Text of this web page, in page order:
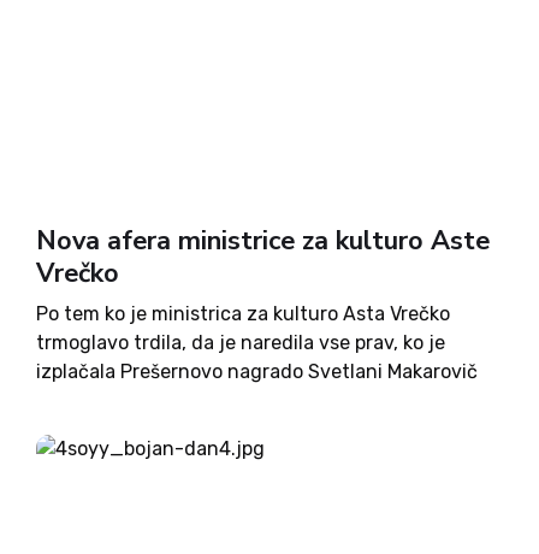
Nova afera ministrice za kulturo Aste
Vrečko
Po tem ko je ministrica za kulturo Asta Vrečko
trmoglavo trdila, da je naredila vse prav, ko je
izplačala Prešernovo nagrado Svetlani Makarovič
opozorilo, da je bilo naknadno izplačilo v
nasprotju...